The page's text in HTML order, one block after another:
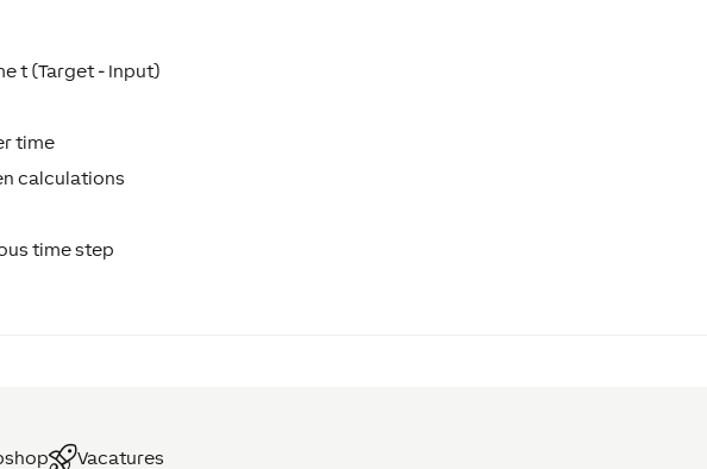
t (Target - Input)
time
calculations
time step
Vacatures